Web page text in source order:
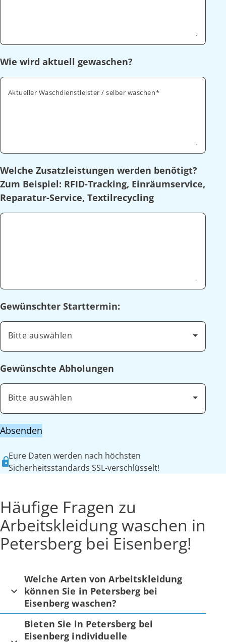
Wie wird aktuell gewaschen?
Aktueller Waschdienstleister / selber waschen
Welche Zusatzleistungen werden benötigt?
Zum Beispiel: RFID-Tracking, Einräumservice,
Reparatur-Service, Textilrecycling
Gewünschter Starttermin:
Bitte auswählen
Gewünschte Abholungen
Bitte auswählen
Absenden
Eure Daten werden nach höchsten
Sicherheitsstandards SSL-verschlüsselt!
Häufige Fragen zu
Arbeitskleidung waschen in
Petersberg bei Eisenberg!
Welche Arten von Arbeitskleidung
können Sie in Petersberg bei
Eisenberg waschen?
Bieten Sie in Petersberg bei
Eisenberg individuelle